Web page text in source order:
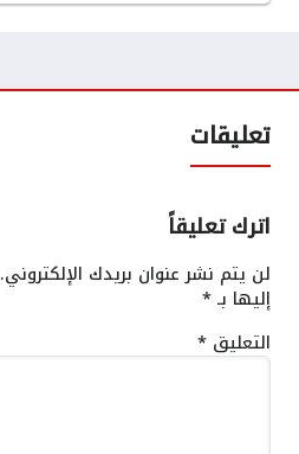
تعليقات
اترك تعليقاً
لن يتم نشر عنوان بريدك الإلكتروني.
إليها بـ*
التعليق *